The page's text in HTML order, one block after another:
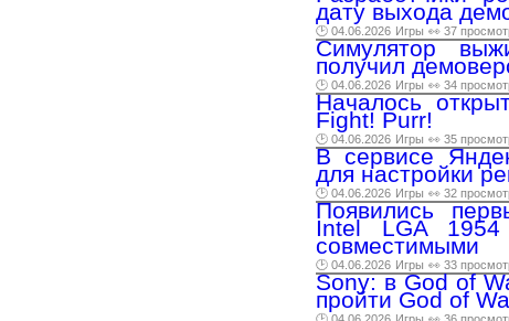
дату выхода
🕑 04.06.2026 Игры 👀 37
Симулятор
получил
🕑 04.06.2026 Игры 👀 34
Началось
Fight! Purr!
🕑 04.06.2026 Игры 👀 35
В сервисе
для настройки
🕑 04.06.2026 Игры 👀 32
Появились
Intel LGA
совместимыми
🕑 04.06.2026 Игры 👀 33
Sony: в God of
пройти God of